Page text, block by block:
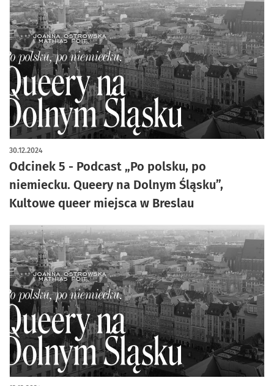
Odcinek 5 - Podcast „Po polsku, po
niemiecku. Queery na Dolnym Śląsku”,
Kultowe queer miejsca w Breslau
30.12.2024